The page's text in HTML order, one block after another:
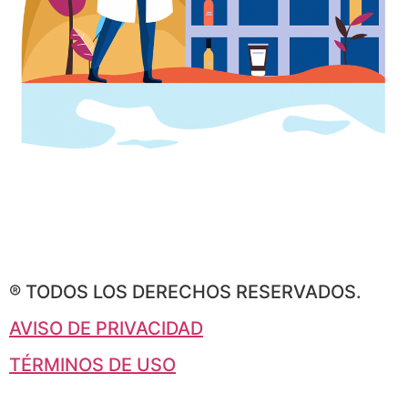
® TODOS LOS DERECHOS RESERVADOS.
AVISO DE PRIVACIDAD
TÉRMINOS DE USO